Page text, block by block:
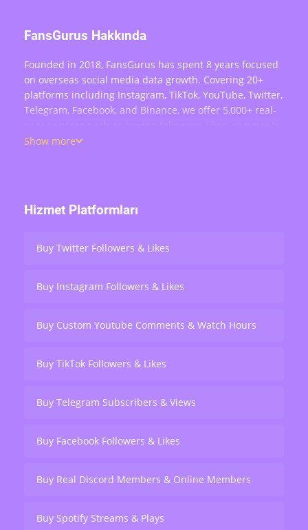
FansGurus Hakkında
Founded in 2018, FansGurus has spent 8 years focused
on overseas social media data growth. Covering 20+
platforms including Instagram, TikTok, YouTube, Twitter,
Telegram, Facebook, and Binance, we offer 5,000+ real-
views, retweets, and live stream engagement — serving
Show more
Hizmet Platformları
Buy Twitter Followers & Likes
Buy Instagram Followers & Likes
Buy Custom Youtube Comments & Watch Hours
Buy TikTok Followers & Likes
Buy Telegram Subscribers & Views
Buy Facebook Followers & Likes
Buy Real Discord Members & Online Members
Buy Spotify Streams & Plays